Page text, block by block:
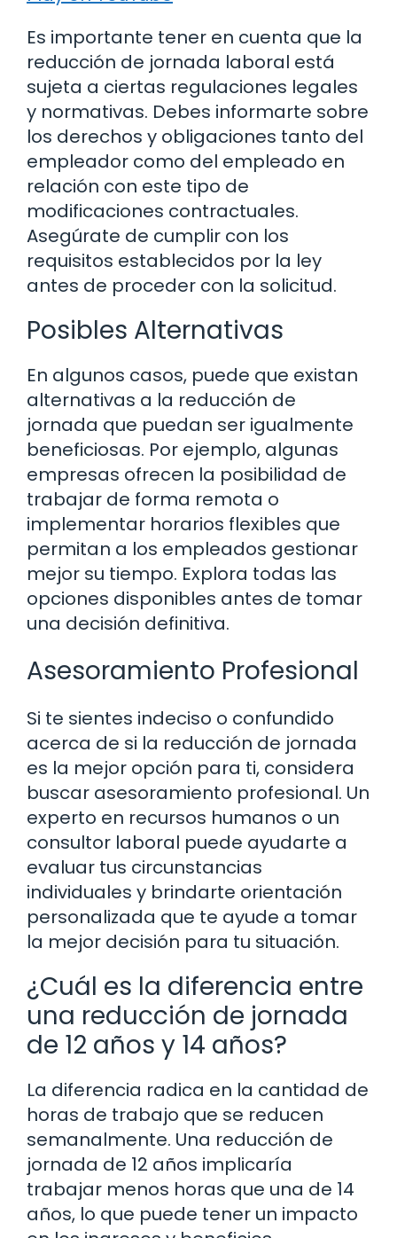
Es importante tener en cuenta que la
reducción de jornada laboral está
sujeta a ciertas regulaciones legales
y normativas. Debes informarte sobre
los derechos y obligaciones tanto del
empleador como del empleado en
relación con este tipo de
modificaciones contractuales.
Asegúrate de cumplir con los
requisitos establecidos por la ley
antes de proceder con la solicitud.
Posibles Alternativas
En algunos casos, puede que existan
alternativas a la reducción de
jornada que puedan ser igualmente
beneficiosas. Por ejemplo, algunas
empresas ofrecen la posibilidad de
trabajar de forma remota o
implementar horarios flexibles que
permitan a los empleados gestionar
mejor su tiempo. Explora todas las
opciones disponibles antes de tomar
una decisión definitiva.
Asesoramiento Profesional
Si te sientes indeciso o confundido
acerca de si la reducción de jornada
es la mejor opción para ti, considera
buscar asesoramiento profesional. Un
experto en recursos humanos o un
consultor laboral puede ayudarte a
evaluar tus circunstancias
individuales y brindarte orientación
personalizada que te ayude a tomar
la mejor decisión para tu situación.
¿Cuál es la diferencia entre
una reducción de jornada
de 12 años y 14 años?
La diferencia radica en la cantidad de
horas de trabajo que se reducen
semanalmente. Una reducción de
jornada de 12 años implicaría
trabajar menos horas que una de 14
años, lo que puede tener un impacto